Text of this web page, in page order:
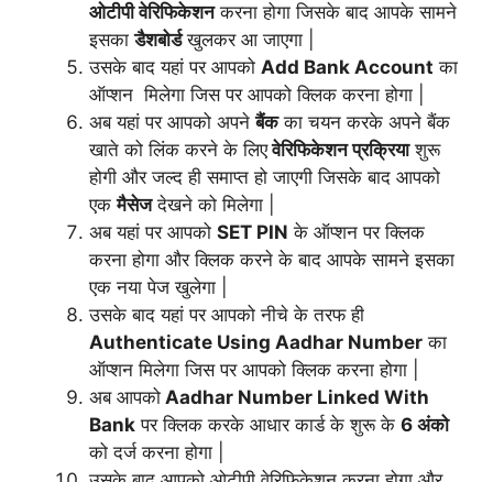
ओटीपी वेरिफिकेशनकरना होगा जिसके बाद आपके सामने
इसकाडैशबोर्डखुलकर आ जाएगा |
उसके बाद यहां पर आपको Add Bank Account का
ऑप्शन मिलेगा जिस पर आपको क्लिक करना होगा |
अब यहां पर आपको अपनेबैंकका चयन करके अपने बैंक
खाते को लिंक करने के लिएवेरिफिकेशन प्रक्रियाशुरू
होगी और जल्द ही समाप्त हो जाएगी जिसके बाद आपको
एकमैसेजदेखने को मिलेगा |
अब यहां पर आपको SET PIN के ऑप्शन पर क्लिक
करना होगा और क्लिक करने के बाद आपके सामने इसका
एक नया पेज खुलेगा |
उसके बाद यहां पर आपको नीचे के तरफ ही
Authenticate Using Aadhar Number का
ऑप्शन मिलेगा जिस पर आपको क्लिक करना होगा |
अब आपको Aadhar Number Linked With
Bank पर क्लिक करके आधार कार्ड के शुरू के 6 अंको
को दर्ज करना होगा |